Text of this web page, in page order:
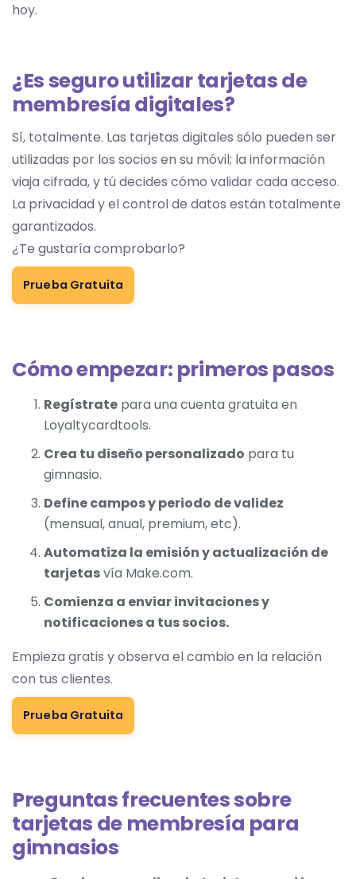
hoy.
¿Es seguro utilizar tarjetas de
membresía digitales?
Sí, totalmente. Las tarjetas digitales sólo pueden ser
utilizadas por los socios en su móvil; la información
viaja cifrada, y tú decides cómo validar cada acceso.
La privacidad y el control de datos están totalmente
garantizados.
¿Te gustaría comprobarlo?
Prueba Gratuita
Cómo empezar: primeros pasos
Regístrate para una cuenta gratuita en
Loyaltycardtools.
Crea tu diseño personalizado para tu
gimnasio.
Define campos y periodo de validez
(mensual, anual, premium, etc).
Automatiza la emisión y actualización de
tarjetasvía Make.com.
Comienza a enviar invitaciones y
notificaciones a tus socios.
Empieza gratis y observa el cambio en la relación
con tus clientes.
Prueba Gratuita
Preguntas frecuentes sobre
tarjetas de membresía para
gimnasios